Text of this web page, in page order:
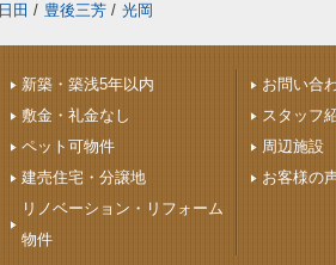
日田 / 豊後三芳 / 光岡
新築・築浅5年以内
敷金・礼金なし
ペット可物件
建売住宅・分譲地
リノベーション・リフォーム
物件
お問い合
スタッフ
周辺施設
お客様の